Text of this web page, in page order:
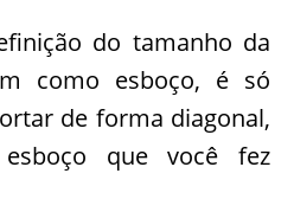
do tamanho da
como esboço, é só
de forma diagonal,
que você fez